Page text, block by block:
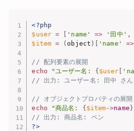
<?php
$user = 'name' => '田中' ,
$item = ( object ) 'name' =>
// 配列要素の展開
echo
"ユーザー名: { $user
// 出力: ユーザー名: 田中 さん
// オブジェクトプロパティの展開
echo
"商品名: { $item->name }
// 出力: 商品名: ペン
?>